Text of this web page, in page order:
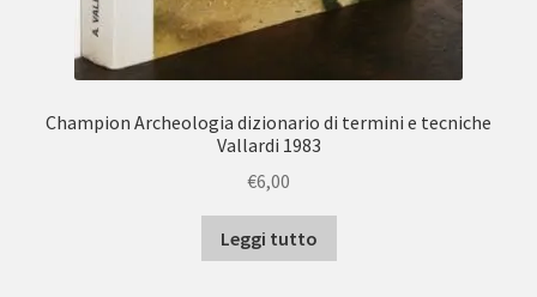
Champion Archeologia dizionario di termini e tecniche
Vallardi 1983
€6,00
Leggi tutto